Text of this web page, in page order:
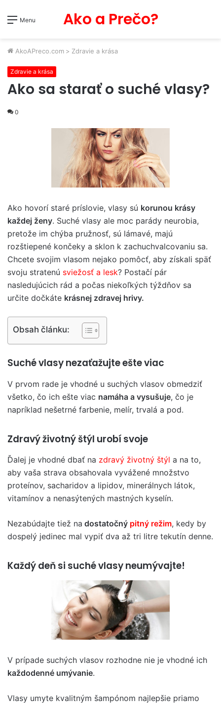
Menu Ako a Prečo?
AkoAPreco.com > Zdravie a krása
Zdravie a krása
Ako sa starať o suché vlasy?
0
Ako hovorí staré príslovie, vlasy sú korunou krásy
každej ženy. Suché vlasy ale moc parády neurobia,
pretože im chýba pružnosť, sú lámavé, majú
rozštiepené končeky a sklon k zachuchvalcovaniu sa.
Chcete svojim vlasom nejako pomôcť, aby získali späť
svoju stratenú sviežosť a lesk? Postačí pár
nasledujúcich rád a počas niekoľkých týždňov sa
určite dočkáte krásnej zdravej hrivy.
Obsah článku:
Suché vlasy nezaťažujte ešte viac
V prvom rade je vhodné u suchých vlasov obmedziť
všetko, čo ich ešte viac namáha a vysušuje, čo je
napríklad nešetrné farbenie, melír, trvalá a pod.
Zdravý životný štýl urobí svoje
Ďalej je vhodné dbať na zdravý životný štýl a na to,
aby vaša strava obsahovala vyvážené množstvo
proteínov, sacharidov a lipidov, minerálnych látok,
vitamínov a nenasýtených mastných kyselín.
Nezabúdajte tiež na dostatočný pitný režim, kedy by
dospelý jedinec mal vypiť dva až tri litre tekutín denne.
Každý deň si suché vlasy neumývajte!
V prípade suchých vlasov rozhodne nie je vhodné ich
každodenné umývanie.
Vlasy umyte kvalitným šampónom najlepšie priamo